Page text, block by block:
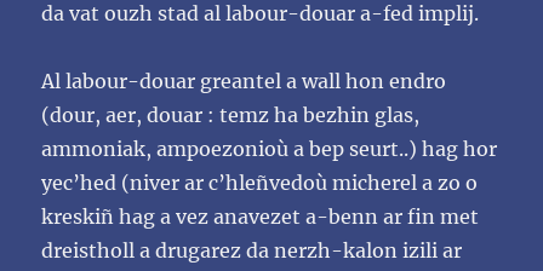
da vat ouzh stad al labour-douar a-fed implij.
Al labour-douar greantel a wall hon endro
(dour, aer, douar : temz ha bezhin glas,
ammoniak,ampoezonioù a bep seurt..) hag hor
yec’hed (niver ar c’hleñvedoù micherel a zo o
kreskiñ hag a vezanavezet a-benn ar fin met
dreistholl a drugarez da nerzh-kalon izili ar